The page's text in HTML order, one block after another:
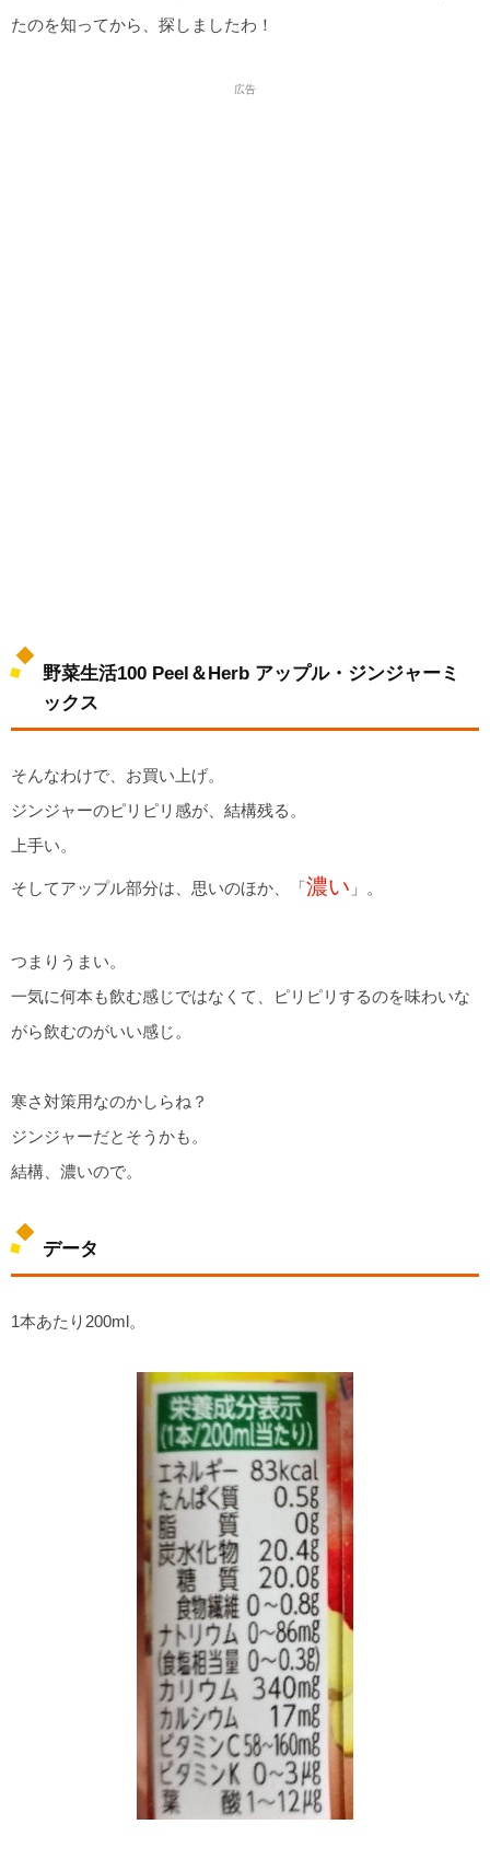
たのを知ってから、探しましたわ！
広告
野菜生活100 Peel＆Herb アップル・ジンジャーミ
ックス
そんなわけで、お買い上げ。
ジンジャーのピリピリ感が、結構残る。
上手い。
そしてアップル部分は、思いのほか、「濃い 」。
つまりうまい。
一気に何本も飲む感じではなくて、ピリピリするのを味わいな
がら飲むのがいい感じ。
寒さ対策用なのかしらね？
ジンジャーだとそうかも。
結構、濃いので。
データ
1本あたり200ml。